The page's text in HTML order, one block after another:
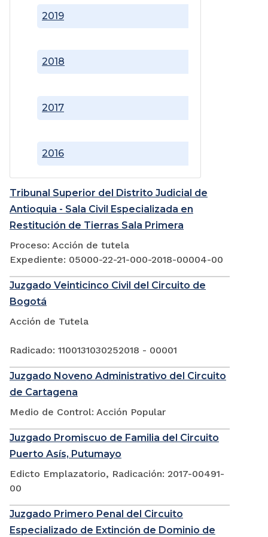
2016
2017
2018
2019
Tribunal Superior del Distrito Judicial de
Antioquia - Sala Civil Especializada en
Restitución de Tierras Sala Primera
Proceso: Acción de tutela
Expediente: 05000-22-21-000-2018-00004-00
Juzgado Veinticinco Civil del Circuito de
Bogotá
Acción de Tutela
Radicado: 1100131030252018 - 00001
Juzgado Noveno Administrativo del Circuito
de Cartagena
Medio de Control: Acción Popular
Juzgado Promiscuo de Familia del Circuito
Puerto Asís, Putumayo
Edicto Emplazatorio, Radicación: 2017-00491-
00
Juzgado Primero Penal del Circuito
Especializado de Extinción de Dominio de